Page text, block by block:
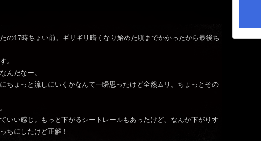
の17時ちょい前。ギリギリ暗くなり始めた頃までかかったから最後ち
。
んだなー。
ちょっと流しにいくかなんて一瞬思ったけど全然ムリ。ちょっとその
いい感じ。もっと下がるシートレールもあったけど、なんか下がりす
ちにしたけど正解！